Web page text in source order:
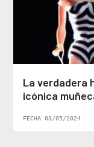
La verdadera
icónica
FECHA 03/05/2024